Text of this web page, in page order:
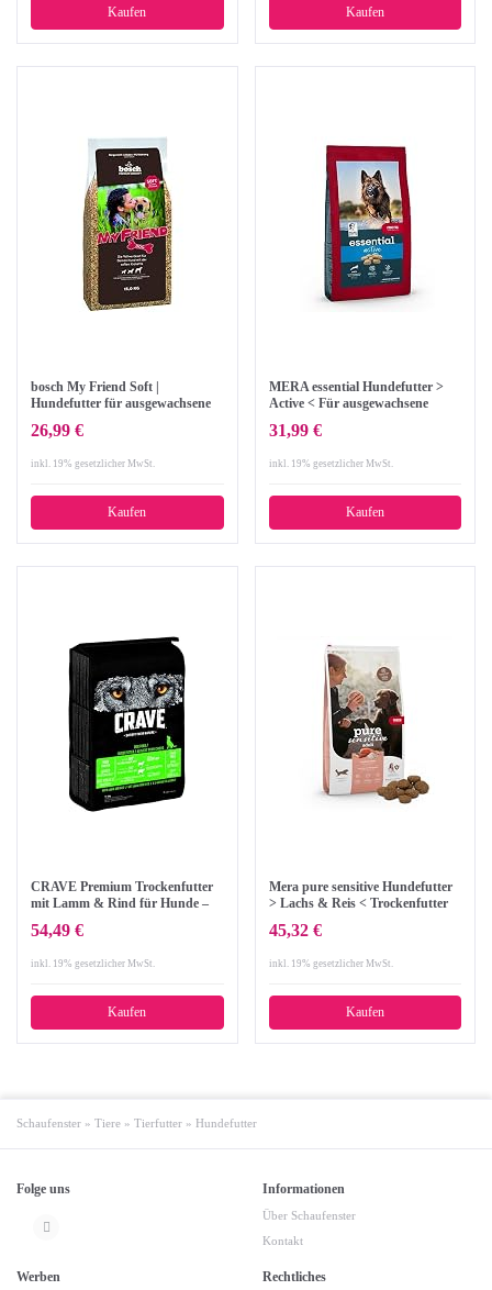
Kaufen Kaufen
bosch My Friend Soft |
Hundefutter für ausgewachsene
mit softer Krokette | 15 kg
26,99 €
inkl. 19% gesetzlicher MwSt.
Kaufen
MERA essential Hundefutter >
Active < Für ausgewachsene
Aktivitätsniveau - Trockenfutter
Konservierungsstoffe (12,5 kg)
31,99 €
inkl. 19% gesetzlicher MwSt.
Kaufen
CRAVE Premium Trockenfutter
mit Lamm & Rind für Hunde –
mit hohem Proteingehalt – 11.5 kg
54,49 €
inkl. 19% gesetzlicher MwSt.
Kaufen
Mera pure sensitive Hundefutter
> Lachs & Reis < Trockenfutter
glutenfrei & hypoallergen - Single
45,32 €
inkl. 19% gesetzlicher MwSt.
Kaufen
Schaufenster » Tiere » Tierfutter » Hundefutter
Folge uns Informationen
Über Schaufenster
Kontakt
Werben Rechtliches